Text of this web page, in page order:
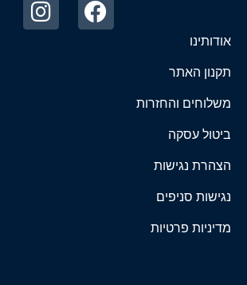
אודותינו
תקנון האתר
משלוחים והחזרות
ביטול עסקה
הצהרת נגישות
נגישות סניפים
מדיניות פרטיות